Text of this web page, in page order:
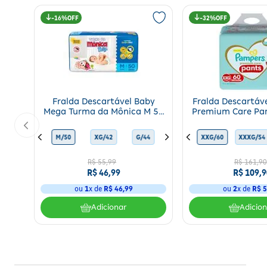
16%
Fralda Descartável Baby
Mega Turma da Mônica M 50
M/50 XG/42 G/44 P/62 XXG/36 M/50
R$ 55,99
R$ 46,99
ou 1x de R$ 46,99
Adicionar
32%
Fralda
Premium Care
XG/64 G/68 M/78 XXG/60 XXXG/54
R$ 161,90
R$109,
ou 2x de R$
G/44